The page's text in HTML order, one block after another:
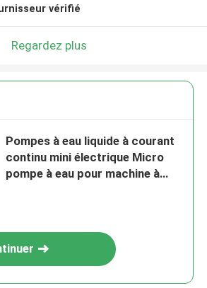
vérifié
Regardez plus
Pompes à eau liquide à courant
continu mini électrique Micro
pompe à eau pour machine à